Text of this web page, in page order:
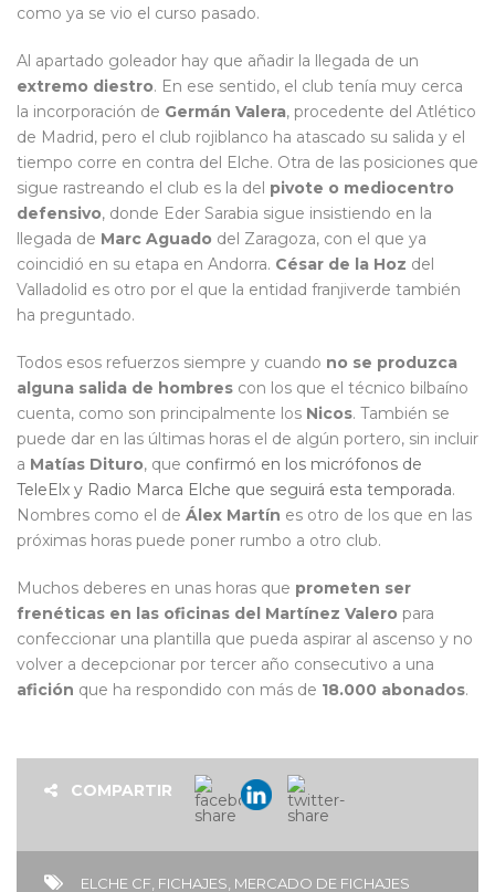
como ya se vio el curso pasado.
Al apartado goleador hay que añadir la llegada de un
extremo diestro. En ese sentido, el club tenía muy cerca
la incorporación de Germán Valera, procedente del Atlético
de Madrid, pero el club rojiblanco ha atascado su salida y el
tiempo corre en contra del Elche. Otra de las posiciones que
sigue rastreando el club es la del pivote o mediocentro
defensivo, donde Eder Sarabia sigue insistiendo en la
llegada de Marc Aguado del Zaragoza, con el que ya
coincidió en su etapa en Andorra. César de la Hoz del
Valladolid es otro por el que la entidad franjiverde también
ha preguntado.
Todos esos refuerzos siempre y cuando no se produzca
alguna salida de hombres con los que el técnico bilbaíno
cuenta, como son principalmente los Nicos. También se
puede dar en las últimas horas el de algún portero, sin incluir
a Matías Dituro, que confirmó en los micrófonos de
TeleElx y Radio Marca Elche que seguirá esta temporada.
Nombres como el de Álex Martín es otro de los que en las
próximas horas puede poner rumbo a otro club.
Muchos deberes en unas horas que prometen ser
frenéticas en las oficinas del Martínez Valero para
confeccionar una plantilla que pueda aspirar al ascenso y no
volver a decepcionar por tercer año consecutivo a una
afición que ha respondido con más de 18.000 abonados.
COMPARTIR
ELCHE CF, FICHAJES, MERCADO DE FICHAJES